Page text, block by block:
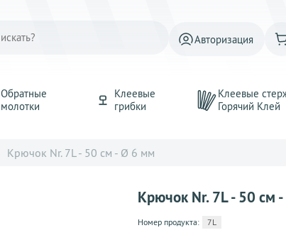
Авторизация
Обратные
молотки
Клеевые
грибки
Клеевые
Горячий Kлей
Крючок Nr. 7L - 50 см - Ø 6 мм
Крючок Nr. 7L - 50 см
Номер продукта: 7L